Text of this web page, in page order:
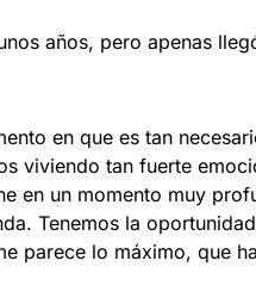
años, pero apenas
en que es tan
viviendo tan fuerte
en un momento muy
Tenemos la
parece lo máximo, que